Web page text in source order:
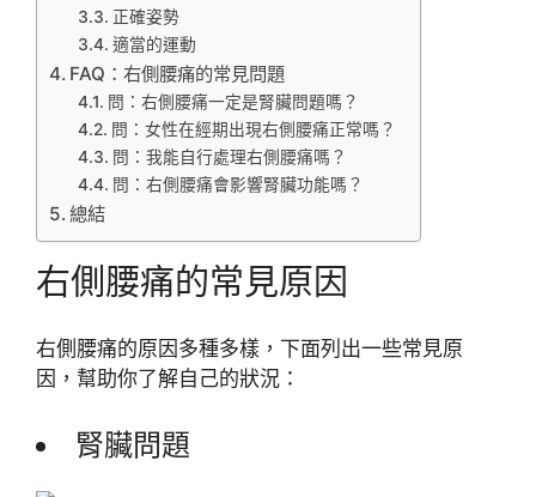
正確姿勢
適當的運動
FAQ：右側腰痛的常見問題
問：右側腰痛一定是腎臟問題嗎？
問：女性在經期出現右側腰痛正常嗎？
問：我能自行處理右側腰痛嗎？
問：右側腰痛會影響腎臟功能嗎？
總結
右側腰痛的常見原因
右側腰痛的原因多種多樣，下面列出一些常見原
因，幫助你了解自己的狀況：
腎臟問題